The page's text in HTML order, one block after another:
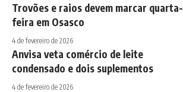
Trovões e raios devem marcar quarta-
feira em Osasco
4 de fevereiro de 2026
Anvisa veta comércio de leite
condensado e dois suplementos
4 de fevereiro de 2026